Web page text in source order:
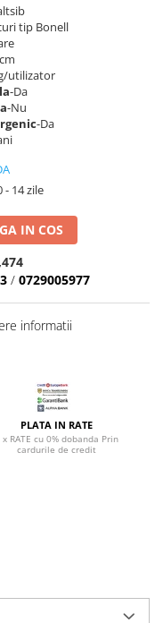
tip Bonell
utilizator
-Da
-Nu
-Da
- 14 zile
IN COS
/ 0729005977
informatii
PLATA IN RATE
x RATE cu 0% dobanda Prin
cardurile de credit